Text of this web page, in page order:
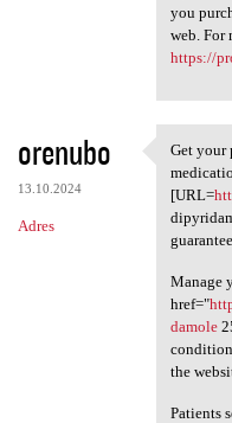
you
web. For
https://
orenubo
13.10.2024
Adres
Get
Get your
[URL=
Manage
href="
damole
the
Patients